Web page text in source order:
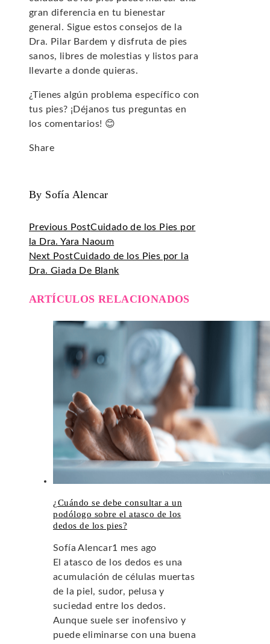
gran diferencia en tu bienestar
general. Sigue estos consejos de la
Dra. Pilar Bardem y disfruta de pies
sanos, libres de molestias y listos para
llevarte a donde quieras.
¿Tienes algún problema específico con
tus pies? ¡Déjanos tus preguntas en
los comentarios! 😊
Share
By Sofía Alencar
Previous PostCuidado de los Pies por
la Dra. Yara Naoum
Next PostCuidado de los Pies por la
Dra. Giada De Blank
ARTÍCULOS RELACIONADOS
¿Cuándo se debe consultar a un
podólogo sobre el atasco de los
dedos de los pies?
Sofía Alencar1 mes ago
El atasco de los dedos es una
acumulación de células muertas
de la piel, sudor, pelusa y
suciedad entre los dedos.
Aunque suele ser inofensivo y
puede eliminarse con una buena